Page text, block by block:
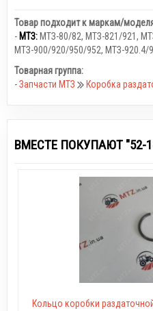
Товар подходит к маркам/
- МТЗ:МТЗ-80/82, МТЗ-821/921,
МТЗ-900/920/950/952, МТЗ-920.4/
Товарная группа:
-Запчасти МТЗ Коробка
ВМЕСТЕ ПОКУПАЮТ "52-
Кольцо коробки